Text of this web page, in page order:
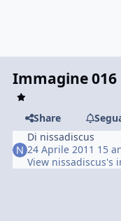
Immagine 016
Share
Di nissadiscus
24 Aprile 2011 15
View nissadiscus's